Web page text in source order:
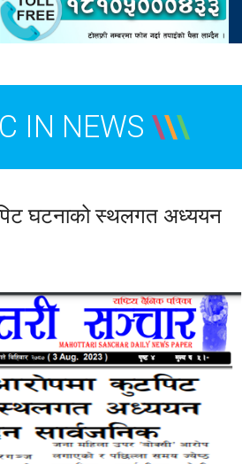
IN NEWS \\\
घटनाको स्थलगत अध्ययन